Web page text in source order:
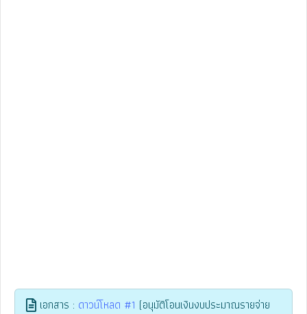
เอกสาร : ดาวน์โหลด #1 (อนุมัติโอนเงินงบประมาณรายจ่าย